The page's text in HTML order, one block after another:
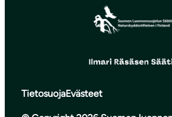
TietosuojaEvästeet